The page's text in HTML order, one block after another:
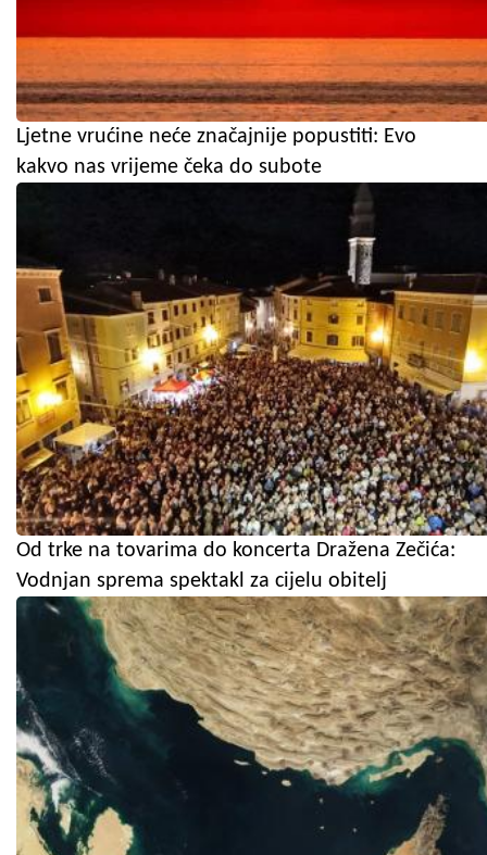
Ljetne vrućine neće značajnije popustiti: Evo
kakvo nas vrijeme čeka do subote
Od trke na tovarima do koncerta Dražena Zečića:
Vodnjan sprema spektakl za cijelu obitelj